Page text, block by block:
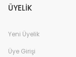
ÜYELİK
Yeni Üyelik
Üye Girişi